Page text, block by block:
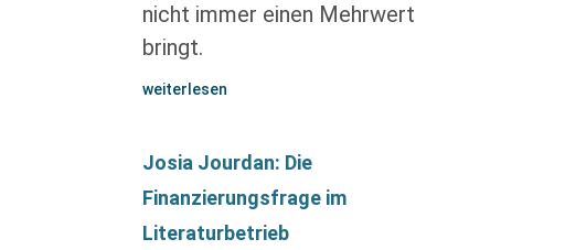
nicht immer einen Mehrwert
bringt.
weiterlesen
Josia Jourdan: Die
Finanzierungsfrage im
Literaturbetrieb